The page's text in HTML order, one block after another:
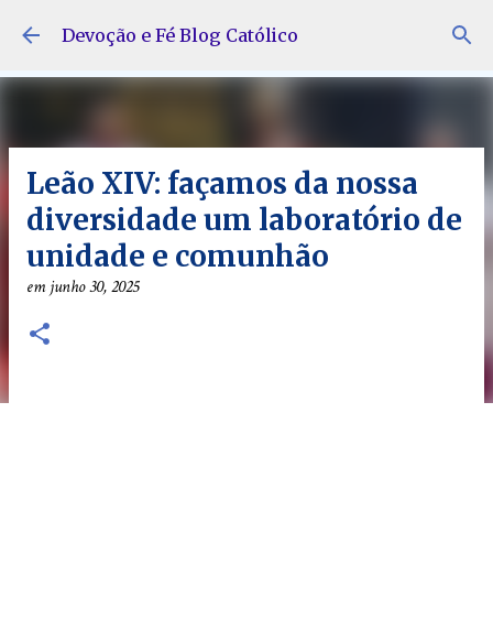
Pular para o conteúdo principal
Devoção e Fé Blog Católico
Leão XIV: façamos da nossa
diversidade um laboratório de
unidade e comunhão
emjunho 30, 2025